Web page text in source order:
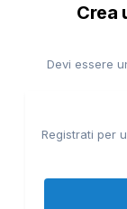
Crea
Devi essere
Registrati per